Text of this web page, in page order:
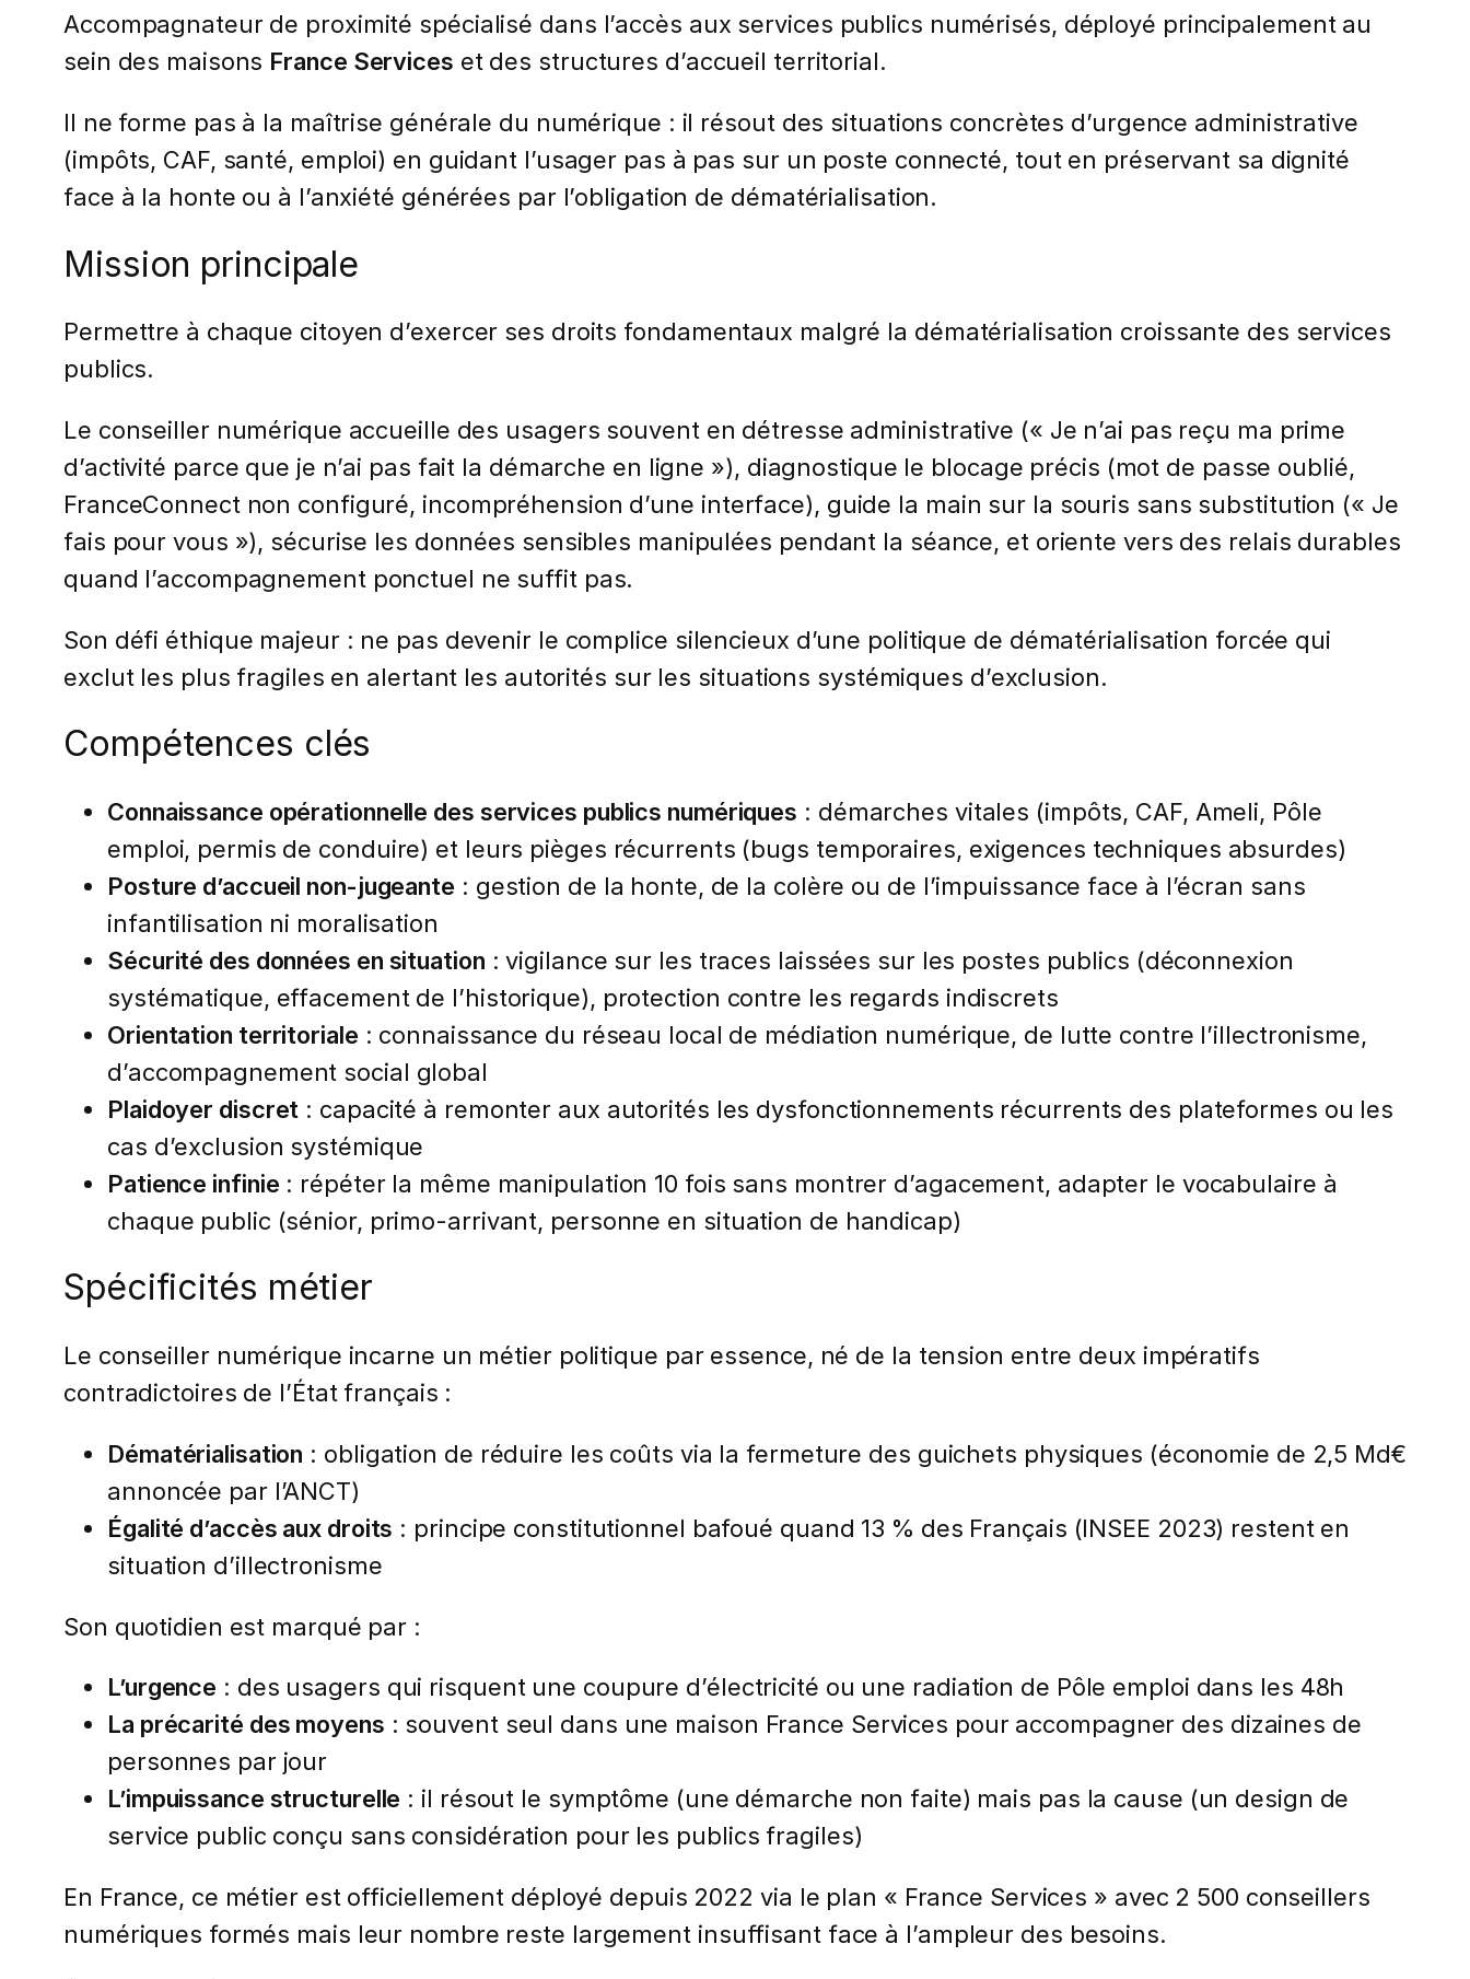
Accompagnateur de proximité spécialisé dans l’accès aux services publics numérisés, déployé principalement au
sein des maisons France Services et des structures d’accueil territorial.
Il ne forme pas à la maîtrise générale du numérique : il résout des situations concrètes d’urgence administrative
(impôts, CAF, santé, emploi) en guidant l’usager pas à pas sur un poste connecté, tout en préservant sa dignité
face à la honte ou à l’anxiété générées par l’obligation de dématérialisation.
Mission principale
Permettre à chaque citoyen d’exercer ses droits fondamentaux malgré la dématérialisation croissante des services
publics.
Le conseiller numérique accueille des usagers souvent en détresse administrative (« Je n’ai pas reçu ma prime
d’activité parce que je n’ai pas fait la démarche en ligne »), diagnostique le blocage précis (mot de passe oublié,
FranceConnect non configuré, incompréhension d’une interface), guide la main sur la souris sans substitution (« Je
fais pour vous »), sécurise les données sensibles manipulées pendant la séance, et oriente vers des relais durables
quand l’accompagnement ponctuel ne suffit pas.
Son défi éthique majeur : ne pas devenir le complice silencieux d’une politique de dématérialisation forcée qui
exclut les plus fragiles en alertant les autorités sur les situations systémiques d’exclusion.
Compétences clés
Connaissance opérationnelle des services publics numériques : démarches vitales (impôts, CAF, Ameli, Pôle
emploi, permis de conduire) et leurs pièges récurrents (bugs temporaires, exigences techniques absurdes)
Posture d’accueil non-jugeante : gestion de la honte, de la colère ou de l’impuissance face à l’écran sans
infantilisation ni moralisation
Sécurité des données en situation : vigilance sur les traces laissées sur les postes publics (déconnexion
systématique, effacement de l’historique), protection contre les regards indiscrets
Orientation territoriale : connaissance du réseau local de médiation numérique, de lutte contre l’illectronisme,
d’accompagnement social global
Plaidoyer discret : capacité à remonter aux autorités les dysfonctionnements récurrents des plateformes ou les
cas d’exclusion systémique
Patience infinie : répéter la même manipulation 10 fois sans montrer d’agacement, adapter le vocabulaire à
chaque public (sénior, primo-arrivant, personne en situation de handicap)
Spécificités métier
Le conseiller numérique incarne un métier politique par essence, né de la tension entre deux impératifs
contradictoires de l’État français :
Dématérialisation : obligation de réduire les coûts via la fermeture des guichets physiques (économie de 2,5 Md€
annoncée par l’ANCT)
Égalité d’accès aux droits : principe constitutionnel bafoué quand 13 % des Français (INSEE 2023) restent en
situation d’illectronisme
Son quotidien est marqué par :
L’urgence : des usagers qui risquent une coupure d’électricité ou une radiation de Pôle emploi dans les 48h
La précarité des moyens : souvent seul dans une maison France Services pour accompagner des dizaines de
personnes par jour
L’impuissance structurelle : il résout le symptôme (une démarche non faite) mais pas la cause (un design de
service public conçu sans considération pour les publics fragiles)
En France, ce métier est officiellement déployé depuis 2022 via le plan « France Services » avec 2 500 conseillers
numériques formés mais leur nombre reste largement insuffisant face à l’ampleur des besoins.